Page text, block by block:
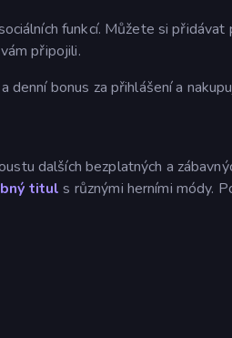
funkcí. Můžete si
připojili.
denní bonus za přihlášení a
dalších bezplatných a
titul s různými herními módy.